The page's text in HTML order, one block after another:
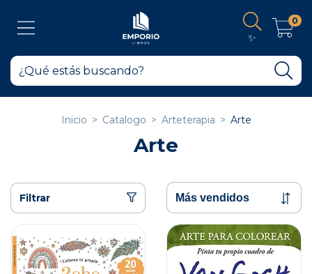
✨
0
Inicio > Catalogo > Arteterapia > Arte
Arte
Filtrar